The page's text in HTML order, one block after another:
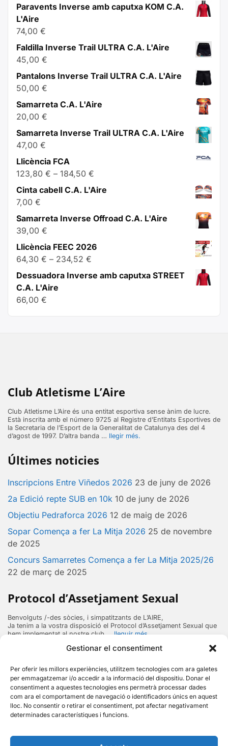
Gestionar el consentiment
Per oferir les millors experiències, utilitzem tecnologies com ara galetes
per emmagatzemar i/o accedir a la informació del dispositiu. Donar el
consentiment a aquestes tecnologies ens permetrà processar dades
com ara el comportament de navegació o identificadors únics en aquest
lloc. No consentir o retirar el consentiment, pot afectar negativament
determinades característiques i funcions.
Paravents Inverse amb caputxa KOM C.A.
L'Aire
74,00 €
Faldilla Inverse Trail ULTRA C.A. L'Aire
45,00 €
Pantalons Inverse Trail ULTRA C.A. L'Aire
50,00 €
Samarreta C.A. L'Aire
20,00 €
Samarreta Inverse Trail ULTRA C.A. L'Aire
47,00 €
Llicència FCA
123,80 € – 184,50 €
de
a
Cinta cabell C.A. L'Aire
7,00 €
Samarreta Inverse Offroad C.A. L'Aire
39,00 €
Llicència FEEC 2026
64,30 € – 234,52 €
Dessuadora Inverse amb caputxa STREET
C.A. L'Aire
66,00 €
Club Atletisme L’Aire
Club Atletisme L’Aire és una entitat esportiva sense ànim de lucre.
Està inscrita amb el número 9725 al Registre d’Entitats Esportives de
la Secretaria de l’Esport de la Generalitat de Catalunya des del 4
d’agost de 1997. D’altra banda … llegir més.
Últimes noticies
Inscripcions Entre Viñedos 2026 23 de juny de 2026
2a Edició repte SUB en 10k 10 de juny de 2026
Objectiu Pedraforca 2026 12 de maig de 2026
Sopar Comença a fer La Mitja 2026 25 de novembre
de 2025
Concurs Samarretes Comença a fer La Mitja 2025/26
22 de març de 2025
Protocol d’Assetjament Sexual
Benvolguts /-des sòcies, i simpatitzants de L’AIRE,
Ja tenim a la vostra disposició el Protocol d’Assetjament Sexual que
hem implementat al nostre club … lleguir més
No hi ha membres en línia